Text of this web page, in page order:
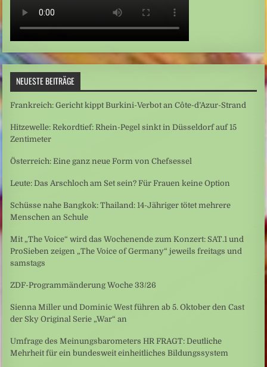
NEUESTE BEITRÄGE
Frankreich: Gericht kippt Burkini-Verbot an Côte-d’Azur-Strand
Hitzewelle: Rekordtief: Rhein-Pegel sinkt in Düsseldorf auf 15
Zentimeter
Österreich: Eine ganz neue Form von Chefsessel
Leute: Das Arschloch am Set sein? Für Frauen keine Option
Schüsse nahe Bangkok: Thailand: 14-Jähriger tötet mehrere
Menschen an Schule
Mit „The Voice“ wird das Wochenende zum Konzert: SAT.1 und
ProSieben zeigen „The Voice of Germany“ jeweils freitags und
samstags
ZDF-Programmänderung Woche 33/26
Sienna Miller und Dominic West führen ab 5. Oktober den Cast
der Sky Original Serie „War“ an
Umfrage des Meinungsbarometers HR FRAGT: Deutliche
Mehrheit für ein bundesweit einheitliches Bildungssystem